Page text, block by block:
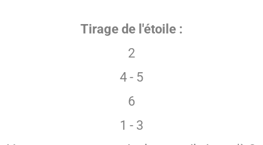
Tirage de l'étoile :
2
4 - 5
6
1 - 3